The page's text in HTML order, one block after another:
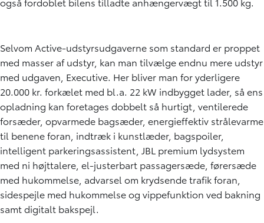
Selvom Active-udstyrsudgaverne som standard er proppet
med masser af udstyr, kan man tilvælge endnu mere udstyr
med udgaven, Executive. Her bliver man for yderligere
20.000 kr. forkælet med bl.a. 22 kW indbygget lader, så ens
opladning kan foretages dobbelt så hurtigt, ventilerede
forsæder, opvarmede bagsæder, energieffektiv strålevarme
til benene foran, indtræk i kunstlæder, bagspoiler,
intelligent parkeringsassistent, JBL premium lydsystem
med ni højttalere, el-justerbart passagersæde, førersæde
med hukommelse, advarsel om krydsende trafik foran,
sidespejle med hukommelse og vippefunktion ved bakning
samt digitalt bakspejl.